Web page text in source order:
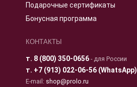
Подарочные сертификаты
Бонусная программа
КОНТАКТЫ
т. 8 (800) 350-0656- для России
т. +7 (913) 022-06-56 (WhatsApp)
E-mail: shop@prolo.ru